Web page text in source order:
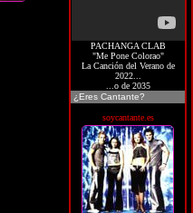
PACHANGA CLAB
"Me Pone Colorao"
La Canción del Verano de
2022...
...o de 2035
¿Eres Cantante?
soycantante.es